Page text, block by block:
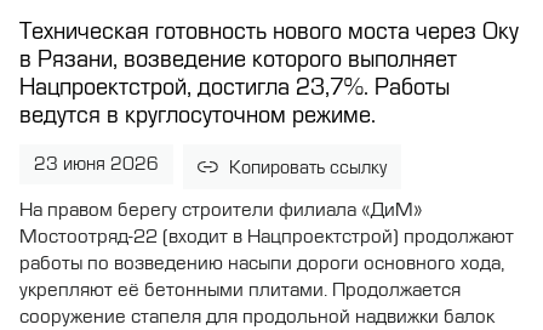
Техническая готовность нового моста через Оку
в Рязани, возведение которого выполняет
Нацпроектстрой, достигла 23,7%. Работы
ведутся в круглосуточном режиме.
23 июня 2026 Копировать ссылку
На правом берегу строители филиала «ДиМ»
Мостоотряд-22 (входит в Нацпроектстрой) продолжают
работы по возведению насыпи дороги основного хода,
укрепляют её бетонными плитами. Продолжается
сооружение стапеля для продольной надвижки балок